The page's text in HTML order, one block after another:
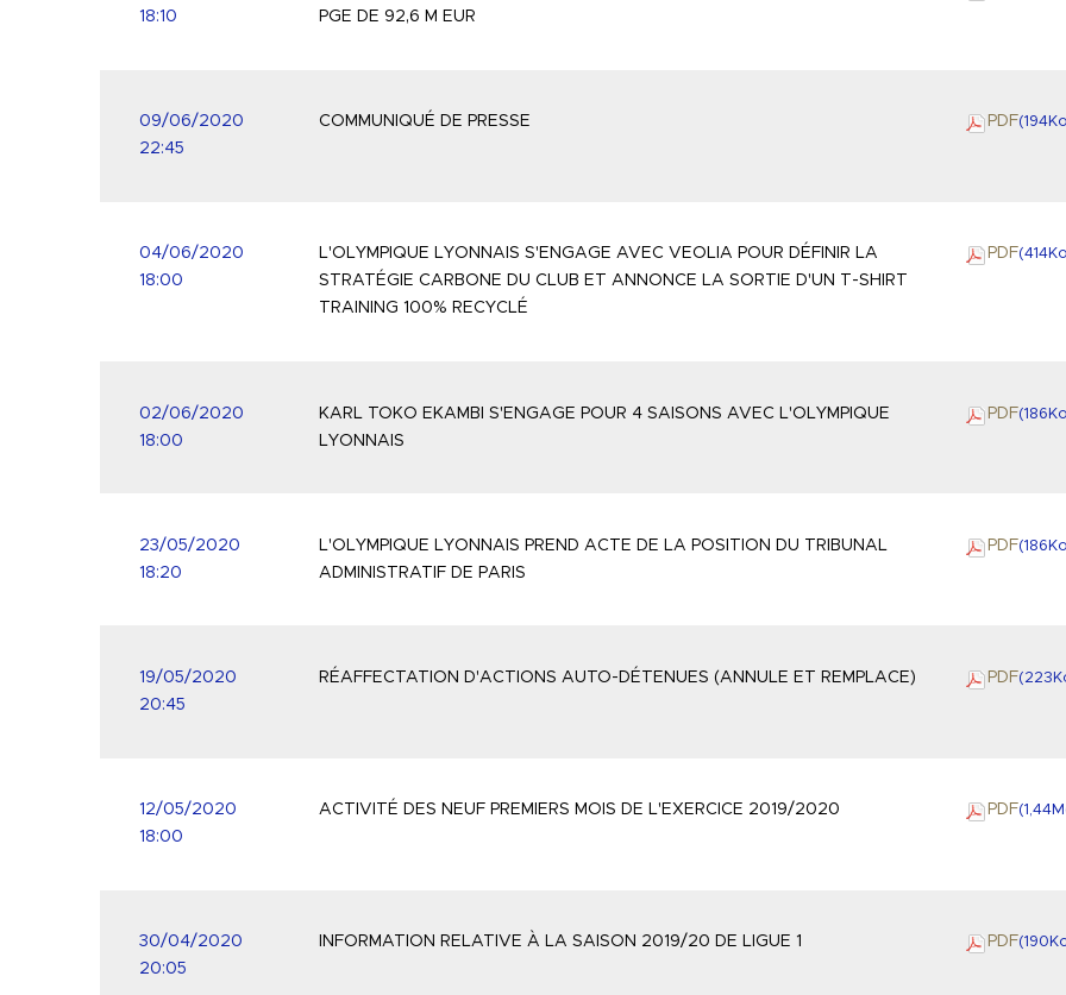
18:10
PGE DE 92,6 M EUR
09/06/2020
22:45
COMMUNIQUÉ DE PRESSE PDF(194Ko
04/06/2020
18:00
L'OLYMPIQUE LYONNAIS S'ENGAGE AVEC VEOLIA POUR DÉFINIR LA
STRATÉGIE CARBONE DU CLUB ET ANNONCE LA SORTIE D'UN T-SHIRT
TRAINING 100% RECYCLÉ
PDF(414Ko
02/06/2020
18:00
KARL TOKO EKAMBI S'ENGAGE POUR 4 SAISONS AVEC L'OLYMPIQUE
LYONNAIS
PDF(186 Ko
23/05/2020
18:20
L'OLYMPIQUE LYONNAIS PREND ACTE DE LA POSITION DU TRIBUNAL
ADMINISTRATIF DE PARIS
PDF(186 Ko
19/05/2020
20:45
RÉAFFECTATION D'ACTIONS AUTO-DÉTENUES (ANNULE ET REMPLACE) PDF(223
12/05/2020
18:00
ACTIVITÉ DES NEUF PREMIERS MOIS DE L'EXERCICE 2019/2020 PDF(1,44
30/04/2020
20:05
INFORMATION RELATIVE À LA SAISON 2019/20 DE LIGUE 1 PDF(190